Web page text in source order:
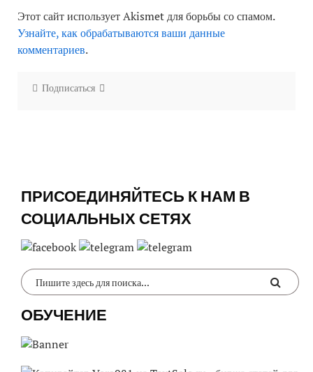
Этот сайт использует Akismet для борьбы со спамом.
Узнайте, как обрабатываются ваши данные
комментариев.
Подписаться
ПРИСОЕДИНЯЙТЕСЬ К НАМ В
СОЦИАЛЬНЫХ СЕТЯХ
ОБУЧЕНИЕ